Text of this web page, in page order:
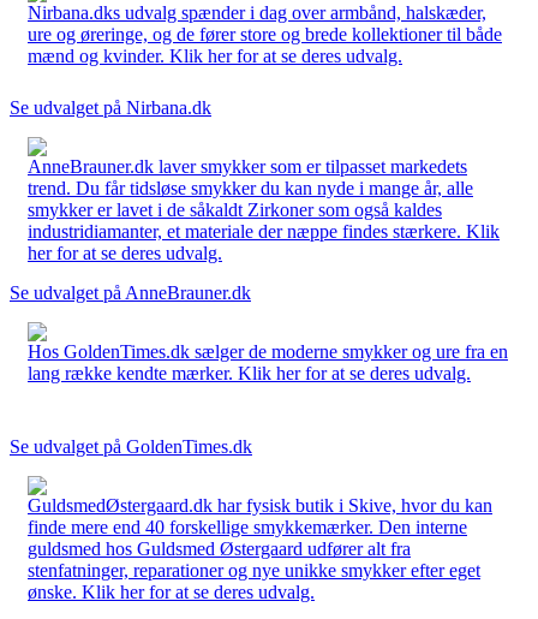
Nirbana.dks udvalg spænder i dag over armbånd, halskæder,
ure og øreringe, og de fører store og brede kollektioner til både
mænd og kvinder. Klik her for at se deres udvalg.
Se udvalget på Nirbana.dk
AnneBrauner.dk laver smykker som er tilpasset markedets
trend. Du får tidsløse smykker du kan nyde i mange år, alle
smykker er lavet i de såkaldt Zirkoner som også kaldes
industridiamanter, et materiale der næppe findes stærkere. Klik
her for at se deres udvalg.
Se udvalget på AnneBrauner.dk
Hos GoldenTimes.dk sælger de moderne smykker og ure fra en
lang række kendte mærker. Klik her for at se deres udvalg.
Se udvalget på GoldenTimes.dk
GuldsmedØstergaard.dk har fysisk butik i Skive, hvor du kan
finde mere end 40 forskellige smykkemærker. Den interne
guldsmed hos Guldsmed Østergaard udfører alt fra
stenfatninger, reparationer og nye unikke smykker efter eget
ønske. Klik her for at se deres udvalg.